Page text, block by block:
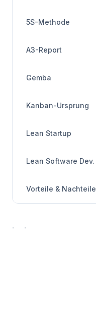
5S-Methode
A3-Report
Gemba
Kanban-Ursprung
Lean Startup
Lean Software Dev.
Vorteile & Nachteile